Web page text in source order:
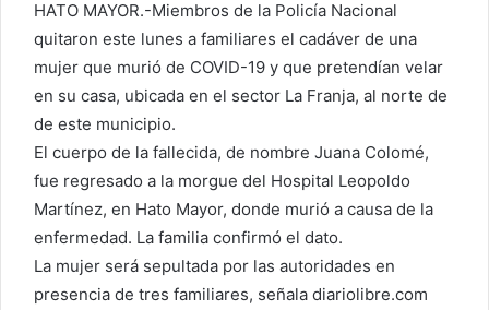
HATO MAYOR.-Miembros de la Policía Nacional
quitaron este lunes a familiares el cadáver de una
mujer que murió de COVID-19 y que pretendían velar
en su casa, ubicada en el sector La Franja, al norte de
de este municipio.
El cuerpo de la fallecida, de nombre Juana Colomé,
fue regresado a la morgue del Hospital Leopoldo
Martínez, en Hato Mayor, donde murió a causa de la
enfermedad. La familia confirmó el dato.
La mujer será sepultada por las autoridades en
presencia de tres familiares, señala diariolibre.com